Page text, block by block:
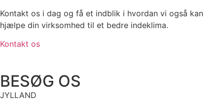
Kontakt os i dag og få et indblik i hvordan vi også kan
hjælpe din virksomhed til et bedre indeklima.
Kontakt os
BESØG OS
JYLLAND